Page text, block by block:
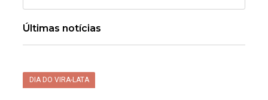
Últimas notícias
DIA DO VIRA-LATA